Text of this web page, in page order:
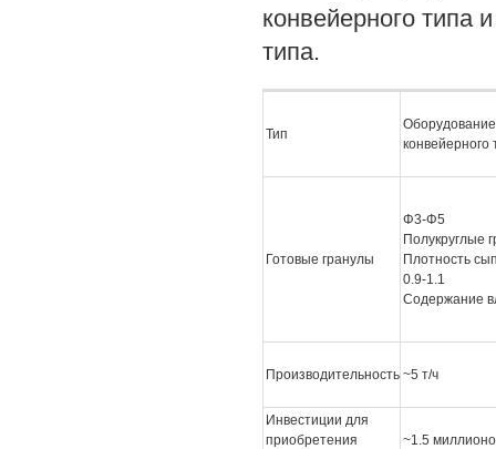
конвейерного типа
типа.
Тип
конвейерного
Готовые гранулы
Φ3-Φ5
Полукруглые
Плотность
0.9-1.1
Содержание
Производительность ~5 т/ч
Инвестиции для
приобретения
~1.5